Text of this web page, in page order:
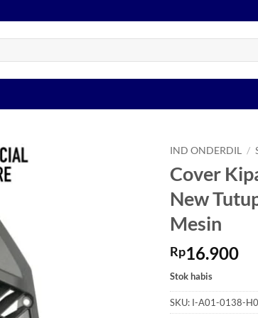
IND ONDERDIL /
Cover
New
Mesin
Rp16.900
Stok habis
SKU: I-A01-0138-